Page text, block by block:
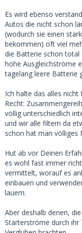
Es wird ebenso
Autos die nicht schon
(wodurch sie einen
bekommen) oft viel
die Batterie schon total
hohe Ausgleichströme
tagelang leere Batterie
Ich halte das alles
Recht:
völlig unterschiedlich
und wir alle filtern da
schon hat man völliges
Hut ab vor Deinen
es wohl fast immer
vermittelt, worauf es
einbauen und
lauern.
Aber deshalb denen,
Starterströme durch ihr